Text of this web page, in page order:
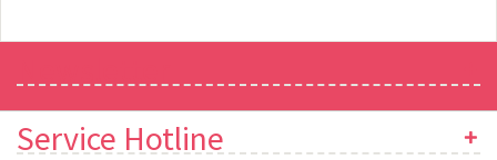
Service Hotline